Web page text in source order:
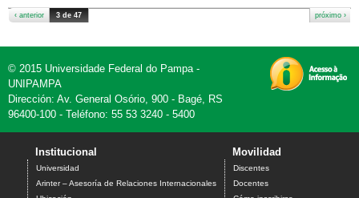
‹ anterior 3 de 47 próximo ›
© 2015 Universidade Federal do Pampa -
UNIPAMPA
Dirección: Av. General Osório, 900 - Bagé, RS
96400-100 - Teléfono: 55 53 3240 - 5400
Institucional
Universidad
Arinter – Asesoría de Relaciones Internacionales
Movilidad
Discentes
Docentes